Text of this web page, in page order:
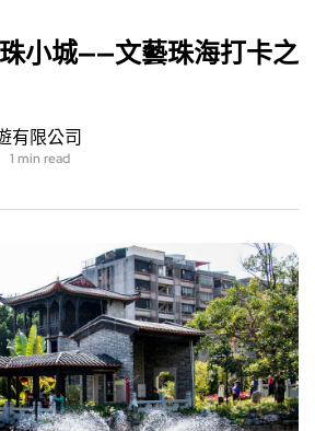
小城——文藝珠海打卡之
有限公司
1 min read